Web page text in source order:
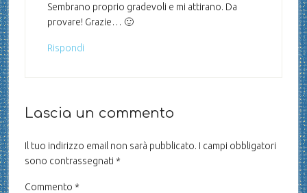
Sembrano proprio gradevoli e mi attirano. Da
provare! Grazie… 🙂
Rispondi
Lascia un commento
Il tuo indirizzo email non sarà pubblicato. I campi obbligatori
sono contrassegnati *
Commento *